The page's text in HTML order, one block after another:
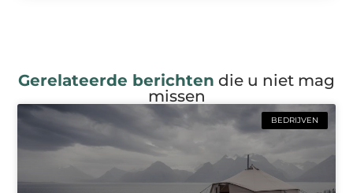
Gerelateerde berichten die u niet mag
missen
BEDRIJVEN